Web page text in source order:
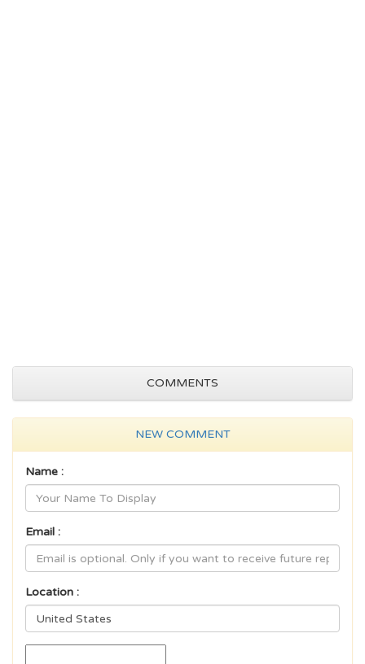
COMMENTS
NEW COMMENT
Name :
Email :
Location :